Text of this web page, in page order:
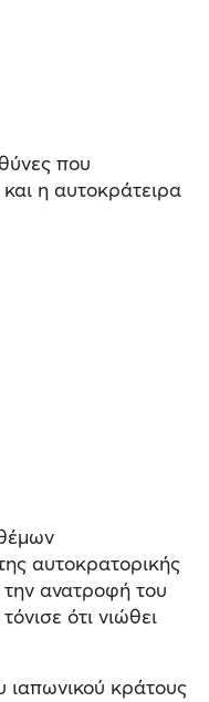
που
η αυτοκράτειρα
αυτοκρατορικής
ανατροφή του
ότι νιώθει
κράτους